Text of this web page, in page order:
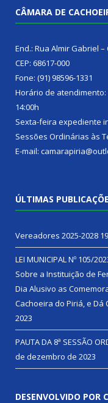
CÂMARA DE
End.: Rua Almir Gabriel –
CEP: 68617-000
Fone: (91) 98596-1331
Horário de
14:00h
Sexta-feira expediente
Sessões Ordinárias às
E-mail:
ÚLTIMAS
Vereadores 2025-2028
LEI MUNICIPAL Nº 105/
Sobre a Instituição de
Dia Alusivo as
Cachoeira do Piriá, e Dá
2023
PAUTA DA 8ª SESSÃO
de dezembro de 2023
DESENVOLVIDO POR